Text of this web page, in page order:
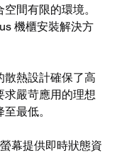
間有限的環境。
機櫃安裝解決方
散熱設計確保了高
求嚴苛應用的理想
最低。
幕提供即時狀態資